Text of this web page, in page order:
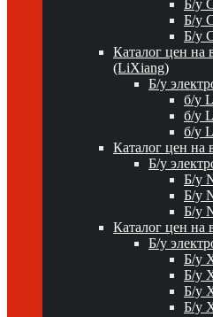
Б/у
Б/у
Б/у
Каталог цен на
(LiXiang)
Б/у
б/у
б/у
б/у
Каталог цен на
Б/у
Б/у
Б/у
Б/у
Каталог цен на
Б/у
Б/у
Б/у
Б/у
Б/у